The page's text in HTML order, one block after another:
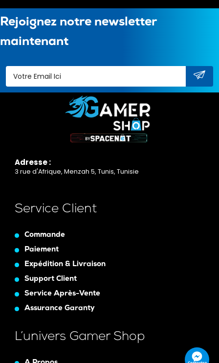
Rejoignez notre newsletter
maintenant
Adresse :
3 rue d'Afrique, Menzah 5, Tunis, Tunisie
Service Client
Commande
Paiement
Expédition & Livraison
Support Client
Service Après-Vente
Assurance Garanty
L’univers Gamer Shop